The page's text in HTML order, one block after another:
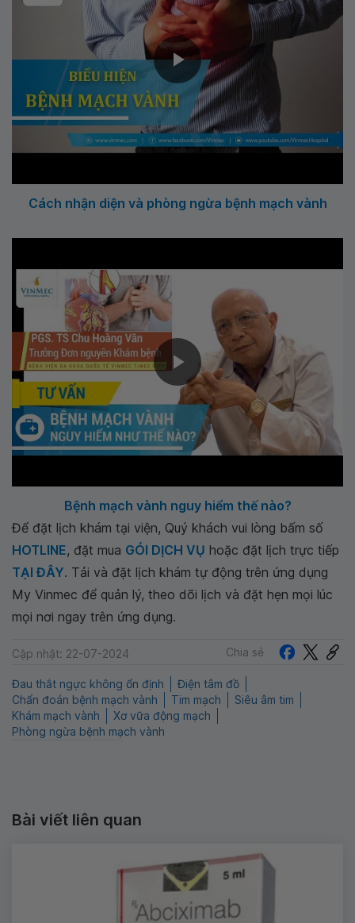
Cách nhận diện và phòng ngừa bệnh mạch vành
Bệnh mạch vành nguy hiểm thế nào?
Để đặt lịch khám tại viện, Quý khách vui lòng bấm số
HOTLINE, đặt mua GÓI DỊCH VỤ hoặc đặt lịch trực tiếp
TẠI ĐÂY. Tải và đặt lịch khám tự động trên ứng dụng
My Vinmec để quản lý, theo dõi lịch và đặt hẹn mọi lúc
mọi nơi ngay trên ứng dụng.
Cập nhật: 22-07-2024 Chia sẻ
Đau thắt ngực không ổn định
Điện tâm đồ
Chẩn đoán bệnh mạch vành
Tim mạch
Siêu âm tim
Khám mạch vành
Xơ vữa động mạch
Phòng ngừa bệnh mạch vành
Bài viết liên quan